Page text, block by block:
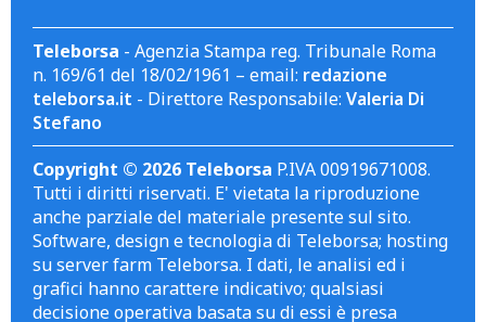
Teleborsa - Agenzia Stampa reg. Tribunale Roma
n. 169/61 del 18/02/1961 – email: redazione
teleborsa.it - Direttore Responsabile: Valeria Di
Stefano
Copyright © 2026 Teleborsa P.IVA 00919671008.
Tutti i diritti riservati. E' vietata la riproduzione
anche parziale del materiale presente sul sito.
Software, design e tecnologia di Teleborsa; hosting
su server farm Teleborsa. I dati, le analisi ed i
grafici hanno carattere indicativo; qualsiasi
decisione operativa basata su di essi è presa